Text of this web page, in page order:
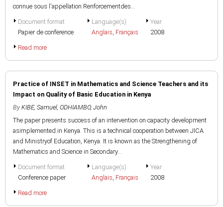
connue sous l'appellation Renforcementdes...
Document format
Papier de conference
Language(s)
Anglais, Français
Year
2008
Read more
Practice of INSET in Mathematics and Science Teachers and its
Impact on Quality of Basic Education in Kenya
By KIBE, Samuel, ODHIAMBO, John
The paper presents success of an intervention on capacity development
asimplemented in Kenya. This is a technical cooperation between JICA
and Ministryof Education, Kenya. It is known as the Strengthening of
Mathematics and Science in Secondary...
Document format
Conference paper
Language(s)
Anglais, Français
Year
2008
Read more